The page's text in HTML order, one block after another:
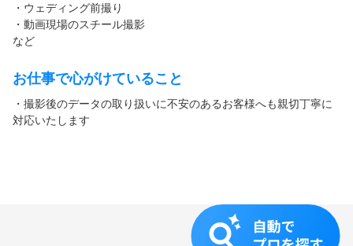
・ウェディング前撮り
・動画現場のスチール撮影
など
お仕事で心がけていること
・撮影後のデータの取り扱いに不安のあるお客様へも親切丁寧に
対応いたします